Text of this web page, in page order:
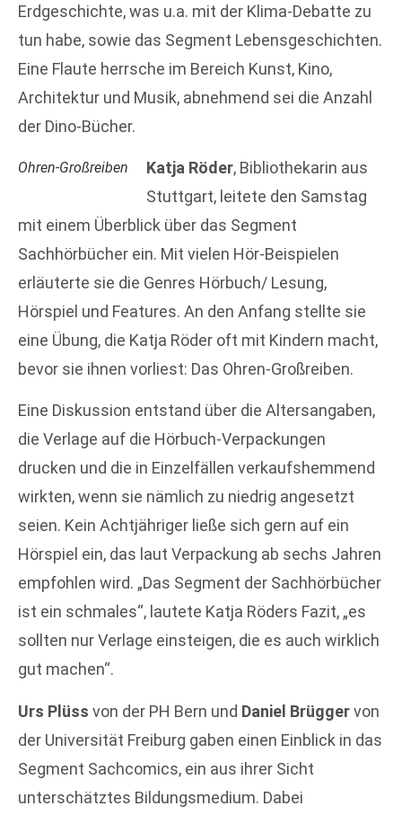
Erdgeschichte, was u.a. mit der Klima-Debatte zu
tun habe, sowie das Segment Lebensgeschichten.
Eine Flaute herrsche im Bereich Kunst, Kino,
Architektur und Musik, abnehmend sei die Anzahl
der Dino-Bücher.
Ohren-Großreiben Katja Röder, Bibliothekarin aus
Stuttgart, leitete den Samstag
mit einem Überblick über das Segment
Sachhörbücher ein. Mit vielen Hör-Beispielen
erläuterte sie die Genres Hörbuch/ Lesung,
Hörspiel und Features. An den Anfang stellte sie
eine Übung, die Katja Röder oft mit Kindern macht,
bevor sie ihnen vorliest: Das Ohren-Großreiben.
Eine Diskussion entstand über die Altersangaben,
die Verlage auf die Hörbuch-Verpackungen
drucken und die in Einzelfällen verkaufshemmend
wirkten, wenn sie nämlich zu niedrig angesetzt
seien. Kein Achtjähriger ließe sich gern auf ein
Hörspiel ein, das laut Verpackung ab sechs Jahren
empfohlen wird. „Das Segment der Sachhörbücher
ist ein schmales“, lautete Katja Röders Fazit, „es
sollten nur Verlage einsteigen, die es auch wirklich
gut machen“.
Urs Plüss von der PH Bern und Daniel Brüggervon
der Universität Freiburg gaben einen Einblick in das
Segment Sachcomics, ein aus ihrer Sicht
unterschätztes Bildungsmedium. Dabei